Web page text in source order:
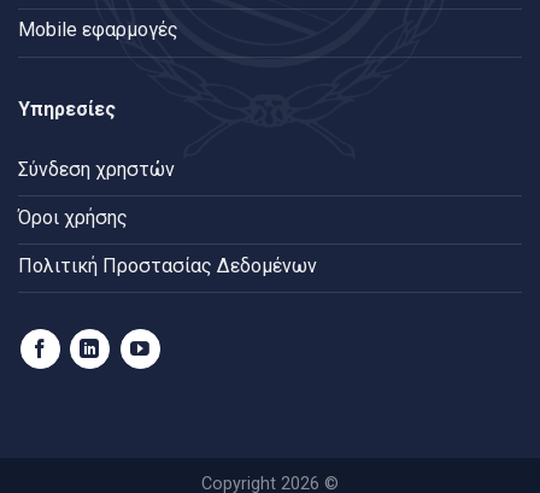
Mobile εφαρμογές
Υπηρεσίες
Σύνδεση χρηστών
Όροι χρήσης
Πολιτική Προστασίας Δεδομένων
Copyright 2026 ©